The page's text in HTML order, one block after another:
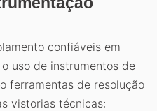
confiáveis em
uso de instrumentos de
ferramentas de resolução
vistorias técnicas: